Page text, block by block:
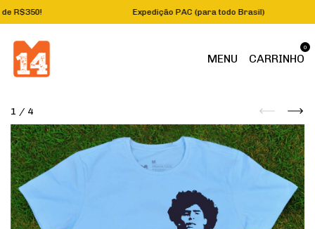
R$350! Expedição PAC (para todo Brasil)
MENU CARRINHO
0
1 / 4